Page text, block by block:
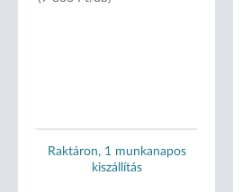
Raktáron, 1 munkanapos
kiszállítás